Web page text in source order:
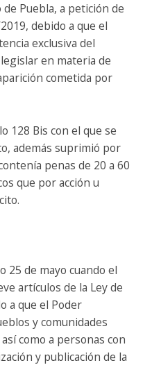
Puebla, a petición de
debido a que el
exclusiva del
en materia de
cometida por
128 Bis con el que se
además suprimió por
penas de 20 a 60
que por acción u
25 de mayo cuando el
artículos de la Ley de
a que el Poder
y comunidades
como a personas con
y publicación de la